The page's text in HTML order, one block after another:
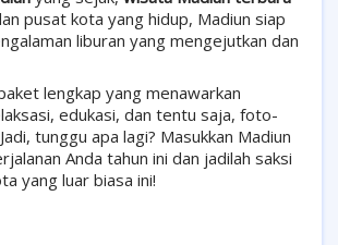
pusat kota yang hidup, Madiun siap
liburan yang mengejutkan dan
lengkap yang menawarkan
edukasi, dan tentu saja, foto-
tunggu apa lagi? Masukkan Madiun
Anda tahun ini dan jadilah saksi
yang luar biasa ini!